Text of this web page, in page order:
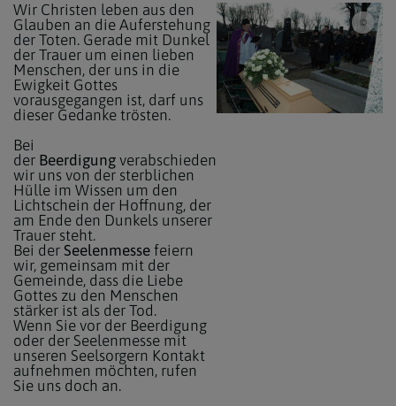
Wir Christen leben aus den
Glauben an die Auferstehung
der Toten. Gerade mit Dunkel
der Trauer um einen lieben
Menschen, der uns in die
Ewigkeit Gottes
vorausgegangen ist, darf uns
dieser Gedanke trösten.
Bei
der Beerdigung verabschieden
wir uns von der sterblichen
Hülle im Wissen um den
Lichtschein der Hoffnung, der
am Ende den Dunkels unserer
Trauer steht.
Bei der Seelenmesse feiern
wir, gemeinsam mit der
Gemeinde, dass die Liebe
Gottes zu den Menschen
stärker ist als der Tod.
Wenn Sie vor der Beerdigung
oder der Seelenmesse mit
unseren Seelsorgern Kontakt
aufnehmen möchten, rufen
Sie uns doch an.